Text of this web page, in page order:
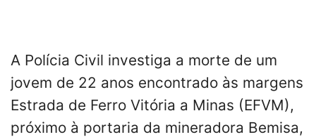
A Polícia Civil investiga a morte de um
jovem de 22 anos encontrado às margens
Estrada de Ferro Vitória a Minas (EFVM),
próximo à portaria da mineradora Bemisa,